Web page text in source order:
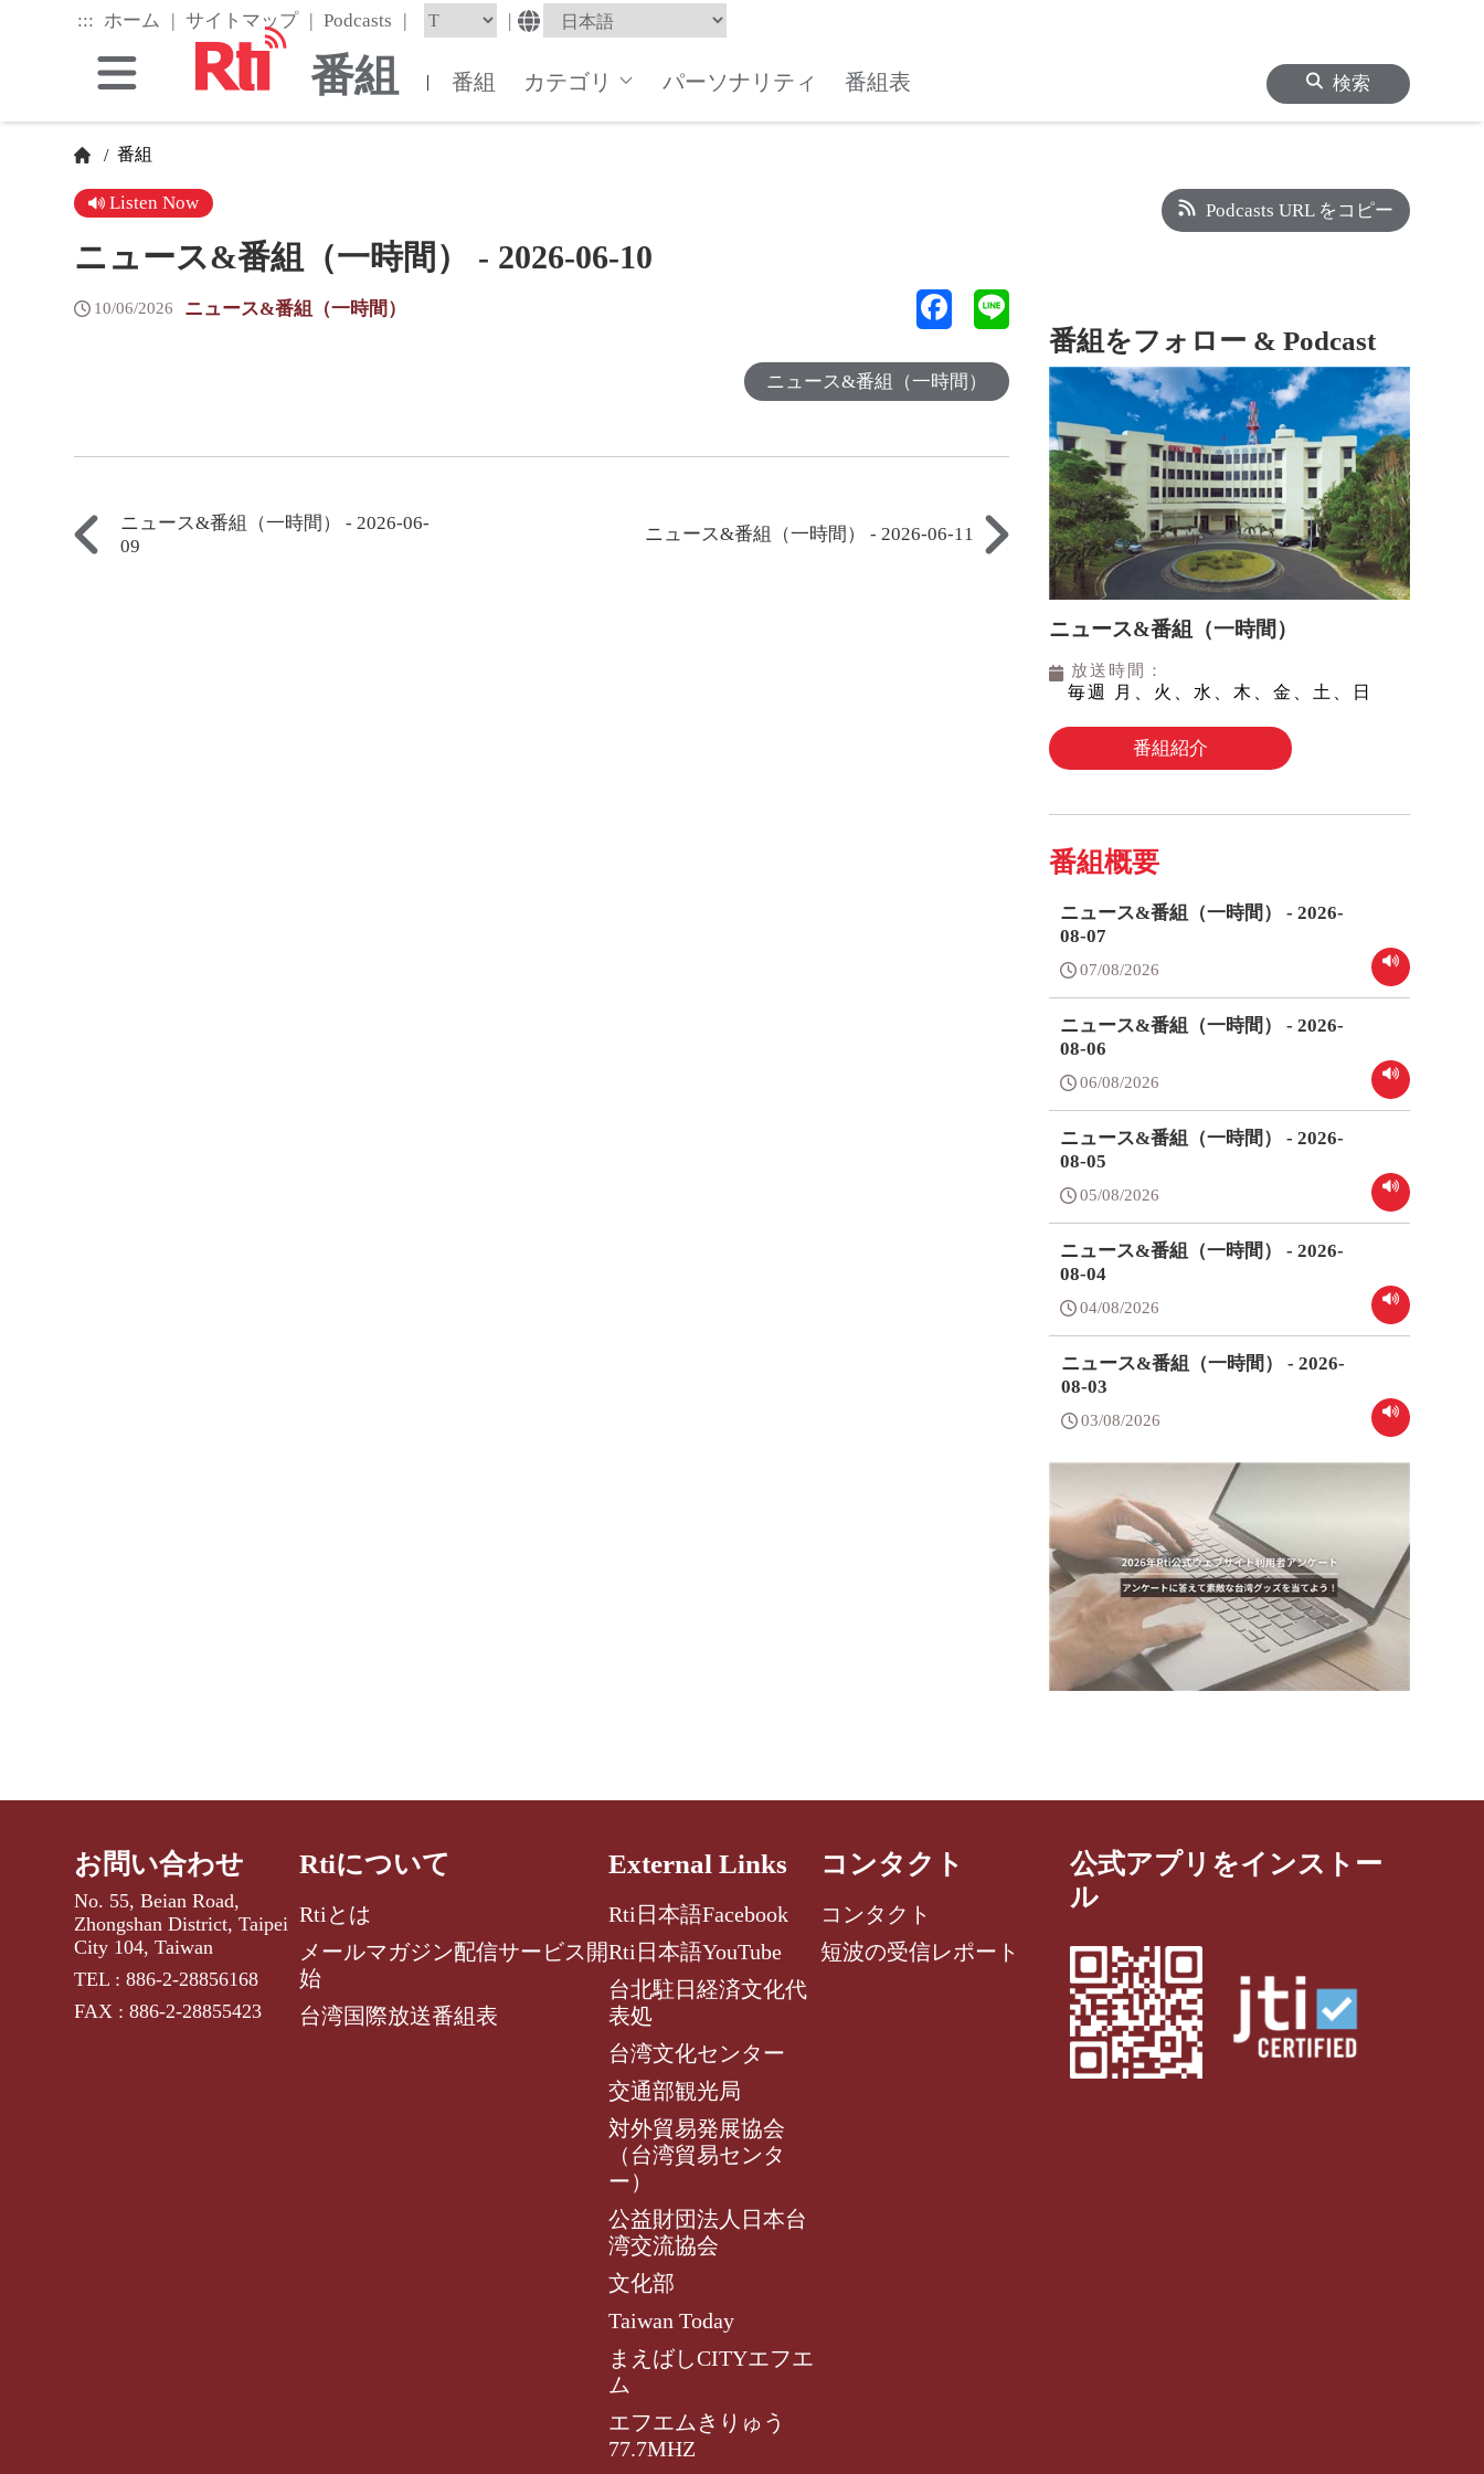
::: ホーム | サイトマップ | Podcasts | |
番組 | 番組 カテゴリ パーソナリティ 番組表 検索
/ 番組
Listen Now
ニュース&番組（一時間） - 2026-06-10
10/06/2026 ニュース&番組（一時間）
ニュース&番組（一時間）
ニュース&番組（一時間） - 2026-06-
09
ニュース&番組（一時間） - 2026-06-11
Podcasts URL をコピー
番組をフォロー & Podcast
ニュース&番組（一時間）
放送時間：
毎週 月、火、水、木、金、土、日
番組紹介
番組概要
ニュース&番組（一時間） - 2026-
08-07
07/08/2026
ニュース&番組（一時間） - 2026-
08-06
06/08/2026
ニュース&番組（一時間） - 2026-
08-05
05/08/2026
ニュース&番組（一時間） - 2026-
08-04
04/08/2026
ニュース&番組（一時間） - 2026-
08-03
03/08/2026
お問い合わせ
No. 55, Beian Road,
Zhongshan District, Taipei
City 104, Taiwan
TEL : 886-2-28856168
FAX : 886-2-28855423
Rtiについて
Rtiとは
メールマガジン配信サービス開
始
台湾国際放送番組表
External Links
Rti日本語Facebook
Rti日本語YouTube
台北駐日経済文化代
表処
台湾文化センター
交通部観光局
対外貿易発展協会
（台湾貿易センタ
ー）
公益財団法人日本台
湾交流協会
文化部
Taiwan Today
まえばしCITYエフエ
ム
エフエムきりゅう
77.7MHZ
コンタクト
コンタクト
短波の受信レポート
公式アプリをインストー
ル